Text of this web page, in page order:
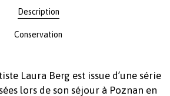
Description
Conservation
Laura Berg est issue d’une série
lors de son séjour à Poznan en